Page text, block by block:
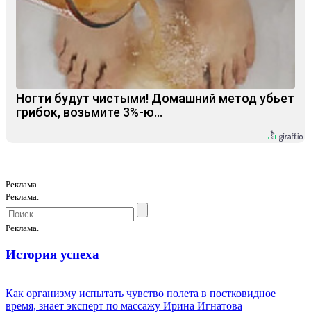
Ногти будут чистыми! Домашний метод убьет
грибок, возьмите 3%-ю…
Реклама.
Реклама.
Реклама.
История успеха
Как организму испытать чувство полета в постковидное
время, знает эксперт по массажу Ирина Игнатова